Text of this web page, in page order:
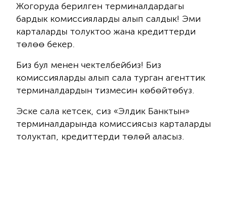
Жогоруда берилген терминалдардагы
бардык комиссияларды алып салдык! Эми
карталарды толуктоо жана кредиттерди
төлөө бекер.
Биз бул менен чектелбейбиз! Биз
комиссияларды алып сала турган агенттик
терминалдардын тизмесин көбөйтөбүз.
Эске сала кетсек, сиз «Элдик Банктын»
терминалдарында комиссиясыз карталарды
толуктап, кредиттерди төлөй аласыз.